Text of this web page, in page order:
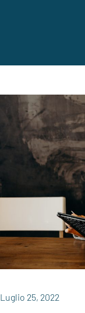
Luglio 25, 2022